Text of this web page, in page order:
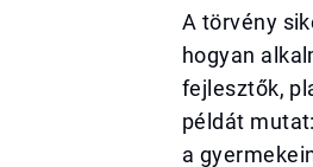
A törvény
hogyan
fejlesztők,
példát
a